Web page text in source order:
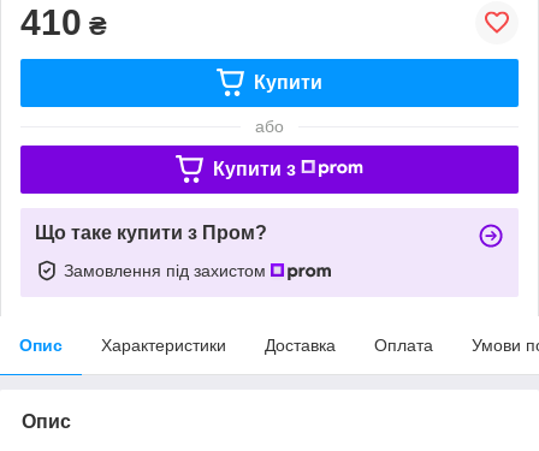
410 ₴
Купити
або
Купити з
Що таке купити з Пром?
Замовлення під захистом
Опис Характеристики Доставка Оплата Умови
Опис